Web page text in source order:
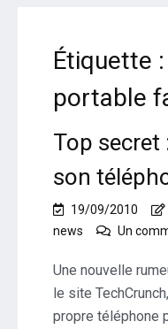
Étiquette :
portable
Top secret
son
19/09/2010
news
Un
Une nouvelle
le site
propre téléphone